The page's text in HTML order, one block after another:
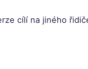
cílí na jiného